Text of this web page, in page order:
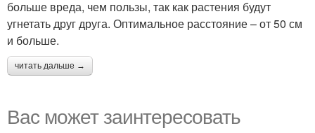
больше вреда, чем пользы, так как растения будут
угнетать друг друга. Оптимальное расстояние – от 50 см
и больше.
читать дальше →
Вас может заинтересовать